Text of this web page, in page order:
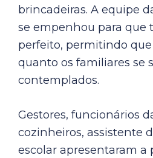
brincadeiras. A equipe
se empenhou para que
perfeito, permitindo
quanto os familiares se
contemplados.
Gestores, funcionários
cozinheiros, assistente
escolar apresentaram a